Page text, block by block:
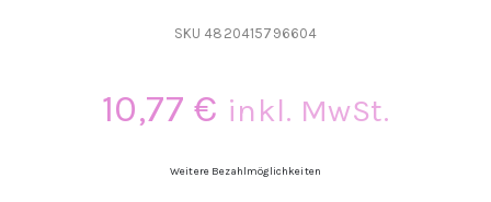
SKU 4820415796604
10,77 € inkl. MwSt.
Weitere Bezahlmöglichkeiten